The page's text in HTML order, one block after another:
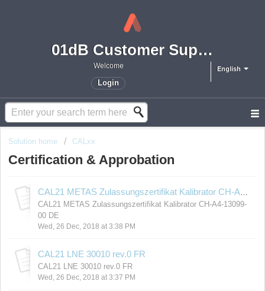
01dB Customer Support
English
Welcome
Login
Solution home CALxx
Certification & Approbation
CAL21 METAS Zulassungszertifikat Kalibrator CH-A4-13099-
00 DE
Wed, 26 Dec, 2018 at 3:38 PM
CAL21 LNE 30010 rev.0 FR
CAL21 LNE 30010 rev.0 FR
Wed, 26 Dec, 2018 at 3:37 PM